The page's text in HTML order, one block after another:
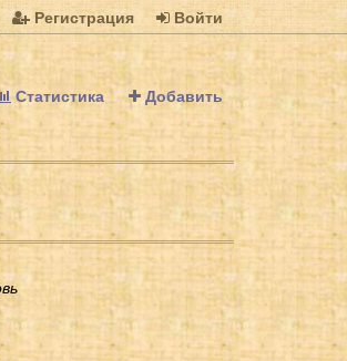
Регистрация Войти
Статистика Добавить